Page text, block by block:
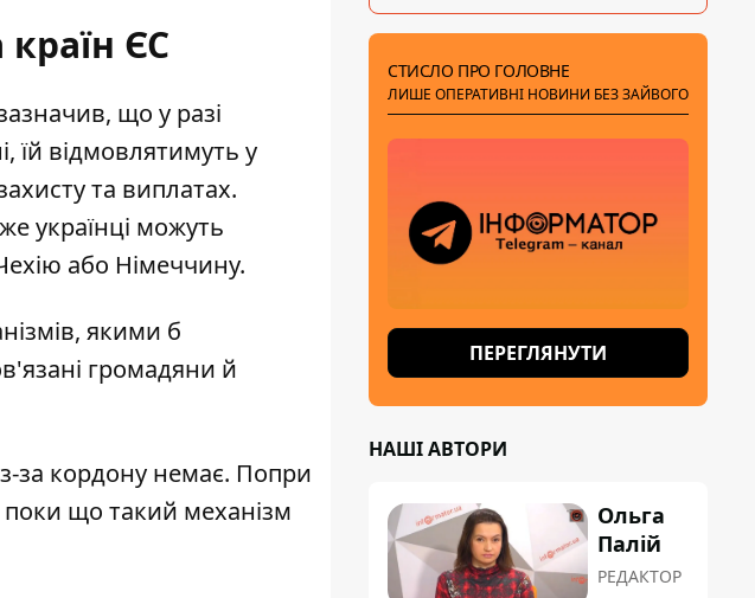
ЄС
що у разі
їй відмовлятимуть у
та виплатах.
українці можуть
або Німеччину.
якими б
громадяни й
з-за кордону немає. Попри
поки що такий механізм
СТИСЛО ПРО ГОЛОВНЕ
ЛИШЕ ОПЕРАТИВНІ НОВИНИ БЕЗ ЗАЙВОГО
ПЕРЕГЛЯНУТИ
НАШІ АВТОРИ
Ольга
Палій
РЕДАКТОР